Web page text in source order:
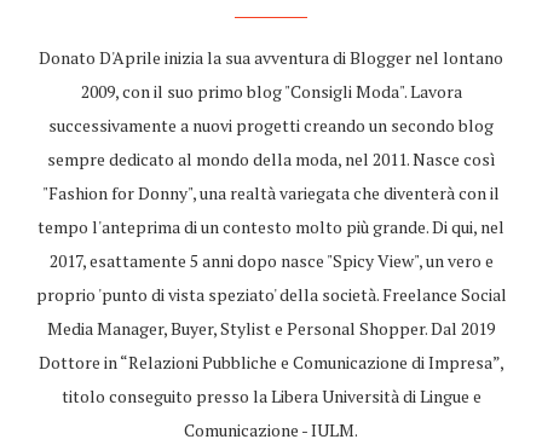
Donato D'Aprile inizia la sua avventura di Blogger nel lontano
2009, con il suo primo blog "Consigli Moda". Lavora
successivamente a nuovi progetti creando un secondo blog
sempre dedicato al mondo della moda, nel 2011. Nasce così
"Fashion for Donny", una realtà variegata che diventerà con il
tempo l'anteprima di un contesto molto più grande. Di qui, nel
2017, esattamente 5 anni dopo nasce "Spicy View", un vero e
proprio 'punto di vista speziato' della società. Freelance Social
Media Manager, Buyer, Stylist e Personal Shopper. Dal 2019
Dottore in “Relazioni Pubbliche e Comunicazione di Impresa”,
titolo conseguito presso la Libera Università di Lingue e
Comunicazione - IULM.